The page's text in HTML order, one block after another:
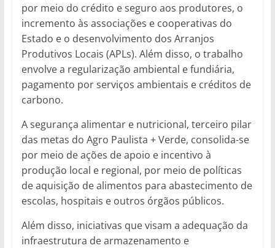
por meio do crédito e seguro aos produtores, o
incremento às associações e cooperativas do
Estado e o desenvolvimento dos Arranjos
Produtivos Locais (APLs). Além disso, o trabalho
envolve a regularização ambiental e fundiária,
pagamento por serviços ambientais e créditos de
carbono.
A segurança alimentar e nutricional, terceiro pilar
das metas do Agro Paulista + Verde, consolida-se
por meio de ações de apoio e incentivo à
produção local e regional, por meio de políticas
de aquisição de alimentos para abastecimento de
escolas, hospitais e outros órgãos públicos.
Além disso, iniciativas que visam a adequação da
infraestrutura de armazenamento e